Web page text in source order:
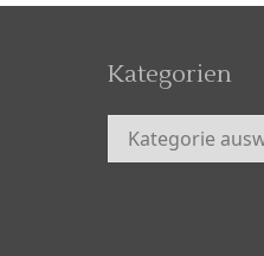
Kategorien
Kategorien